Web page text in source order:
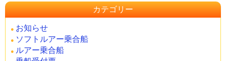
カテゴリー
お知らせ
ソフトルアー乗合船
ルアー乗合船